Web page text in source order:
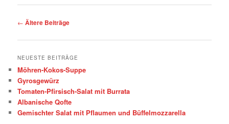
Beitragsnavigation
← Ältere Beiträge
NEUESTE BEITRÄGE
Möhren-Kokos-Suppe
Gyrosgewürz
Tomaten-Pfirsisch-Salat mit Burrata
Albanische Qofte
Gemischter Salat mit Pflaumen und Büffelmozzarella